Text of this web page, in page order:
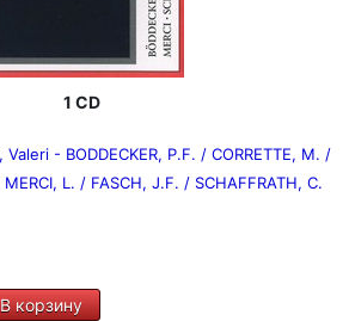
1 CD
- BODDECKER, P.F. / CORRETTE, M. /
L. / FASCH, J.F. / SCHAFFRATH, C.
В корзину